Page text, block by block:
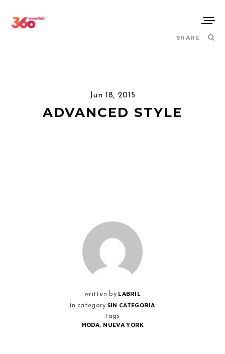
SHARE
Jun 18, 2015
ADVANCED STYLE
written by LABRIL
in category SIN CATEGORÍA
tags
MODA NUEVA YORK